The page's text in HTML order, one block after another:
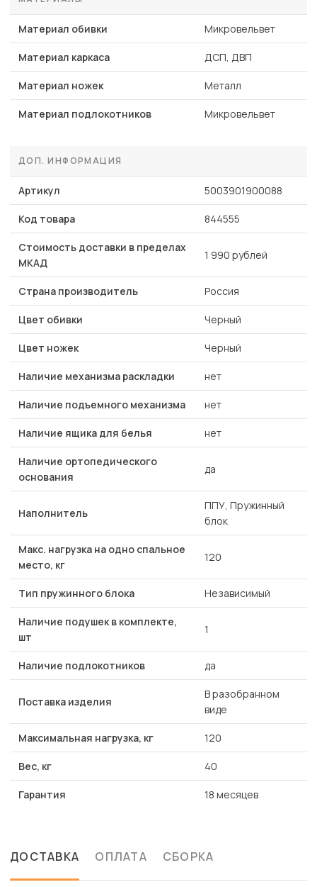
Материал обивки Микровельвет
Материал каркаса ДСП, ДВП
Материал ножек Металл
Материал подлокотников Микровельвет
ДОП. ИНФОРМАЦИЯ
Артикул 5003901900088
Код товара 844555
Стоимость доставки в пределах
МКАД
1 990 рублей
Страна производитель Россия
Цвет обивки Черный
Цвет ножек Черный
Наличие механизма раскладки нет
Наличие подъемного механизма нет
Наличие ящика для белья нет
Наличие ортопедического
основания
да
Наполнитель
ППУ, Пружинный
блок
Макс. нагрузка на одно спальное
место, кг
120
Тип пружинного блока Независимый
Наличие подушек в комплекте,
шт
1
Наличие подлокотников да
Поставка изделия
В разобранном
виде
Максимальная нагрузка, кг 120
Вес, кг 40
Гарантия 18 месяцев
ДОСТАВКА ОПЛАТА СБОРКА